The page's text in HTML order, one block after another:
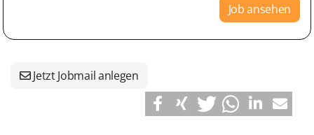
Job ansehen
Jetzt Jobmail anlegen